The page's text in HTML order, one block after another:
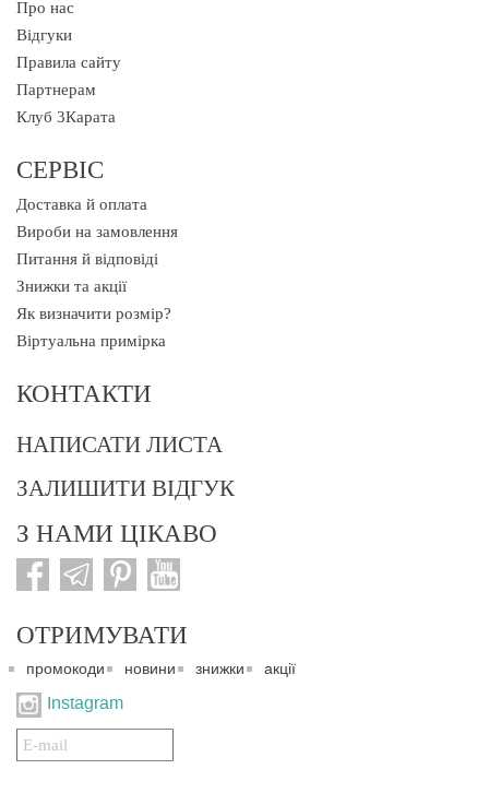
Про нас
Відгуки
Правила сайту
Партнерам
Клуб 3Карата
СЕРВІС
Доставка й оплата
Вироби на замовлення
Питання й відповіді
Знижки та акції
Як визначити розмір?
Віртуальна примірка
КОНТАКТИ
НАПИСАТИ ЛИСТА
ЗАЛИШИТИ ВІДГУК
З НАМИ ЦІКАВО
ОТРИМУВАТИ
промокоди новини знижки акції
Instagram
Подписаться
на